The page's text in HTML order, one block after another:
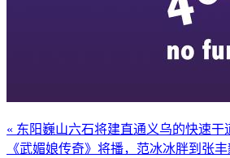
« 东阳巍山六石将建直通义乌的快速干
《武媚娘传奇》将播，范冰冰胖到张